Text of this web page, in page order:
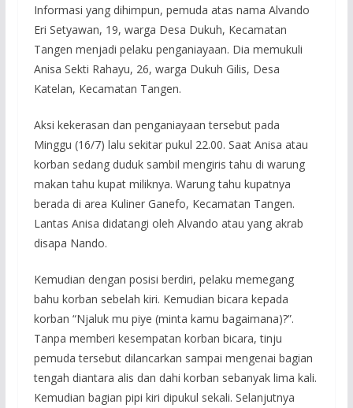
Informasi yang dihimpun, pemuda atas nama Alvando
Eri Setyawan, 19, warga Desa Dukuh, Kecamatan
Tangen menjadi pelaku penganiayaan. Dia memukuli
Anisa Sekti Rahayu, 26, warga Dukuh Gilis, Desa
Katelan, Kecamatan Tangen.
Aksi kekerasan dan penganiayaan tersebut pada
Minggu (16/7) lalu sekitar pukul 22.00. Saat Anisa atau
korban sedang duduk sambil mengiris tahu di warung
makan tahu kupat miliknya. Warung tahu kupatnya
berada di area Kuliner Ganefo, Kecamatan Tangen.
Lantas Anisa didatangi oleh Alvando atau yang akrab
disapa Nando.
Kemudian dengan posisi berdiri, pelaku memegang
bahu korban sebelah kiri. Kemudian bicara kepada
korban “Njaluk mu piye (minta kamu bagaimana)?”.
Tanpa memberi kesempatan korban bicara, tinju
pemuda tersebut dilancarkan sampai mengenai bagian
tengah diantara alis dan dahi korban sebanyak lima kali.
Kemudian bagian pipi kiri dipukul sekali. Selanjutnya